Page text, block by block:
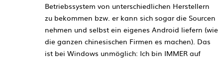
Betriebssystem von unterschiedlichen Herstellern
zu bekommen bzw. er kann sich sogar die Sourcen
nehmen und selbst ein eigenes Android liefern (wie
die ganzen chinesischen Firmen es machen). Das
ist bei Windows unmöglich: Ich bin IMMER auf